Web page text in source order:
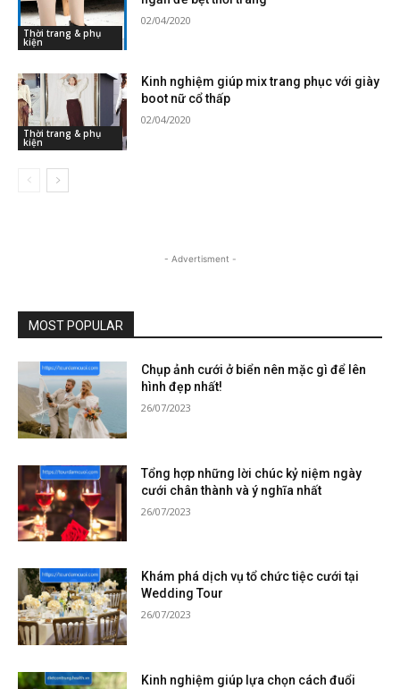
Thời trang & phụ
kiện
02/04/2020
Thời trang & phụ
kiện
Kinh nghiệm giúp mix trang phục với giày
boot nữ cổ thấp
02/04/2020
- Advertisment -
MOST POPULAR
Chụp ảnh cưới ở biển nên mặc gì để lên
hình đẹp nhất!
26/07/2023
Tổng hợp những lời chúc kỷ niệm ngày
cưới chân thành và ý nghĩa nhất
26/07/2023
Khám phá dịch vụ tổ chức tiệc cưới tại
Wedding Tour
26/07/2023
Kinh nghiệm giúp lựa chọn cách đuổi